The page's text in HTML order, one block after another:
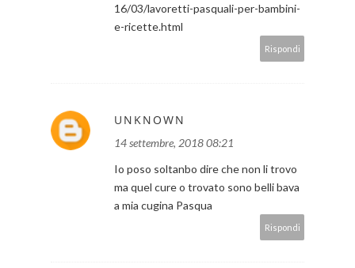
16/03/lavoretti-pasquali-per-bambini-
e-ricette.html
Rispondi
UNKNOWN
14 settembre, 2018 08:21
Io poso soltanbo dire che non li trovo
ma quel cure o trovato sono belli bava
a mia cugina Pasqua
Rispondi